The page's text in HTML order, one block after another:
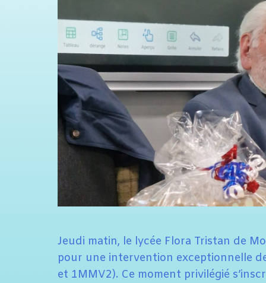
Jeudi matin, le lycée Flora Tristan de
pour une intervention exceptionnelle
et 1MMV2). Ce moment privilégié